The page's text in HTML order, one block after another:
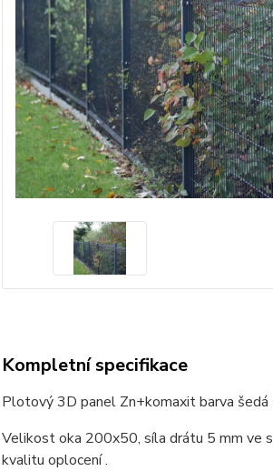
Kompletní specifikace
Plotový 3D panel Zn+komaxit barva
Velikost oka 200x50, síla drátu 5 mm ve
kvalitu oplocení .